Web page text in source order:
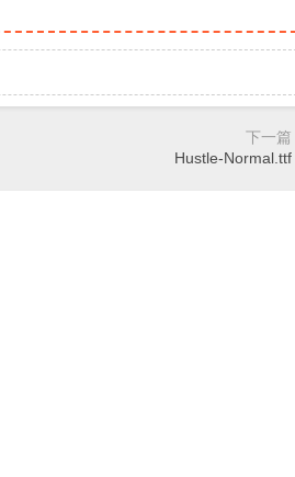
下一篇
Hustle-Normal.ttf